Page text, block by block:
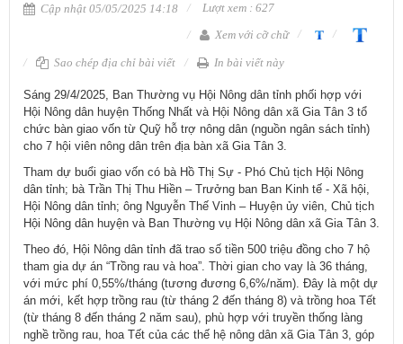
Cập nhật 05/05/2025 14:18
Lượt xem : 627
Xem với cỡ chữ
Sao chép địa chỉ bài viết In bài viết này
Sáng 29/4/2025, Ban Thường vụ Hội Nông dân tỉnh phối hợp với
Hội Nông dân huyện Thống Nhất và Hội Nông dân xã Gia Tân 3 tổ
chức bàn giao vốn từ Quỹ hỗ trợ nông dân (nguồn ngân sách tỉnh)
cho 7 hội viên nông dân trên địa bàn xã Gia Tân 3.
Tham dự buổi giao vốn có bà Hồ Thị Sự - Phó Chủ tịch Hội Nông
dân tỉnh; bà Trần Thị Thu Hiền – Trưởng ban Ban Kinh tế - Xã hội,
Hội Nông dân tỉnh; ông Nguyễn Thế Vinh – Huyện ủy viên, Chủ tịch
Hội Nông dân huyện và Ban Thường vụ Hội Nông dân xã Gia Tân 3.
Theo đó, Hội Nông dân tỉnh đã trao số tiền 500 triệu đồng cho 7 hộ
tham gia dự án “Trồng rau và hoa”. Thời gian cho vay là 36 tháng,
với mức phí 0,55%/tháng (tương đương 6,6%/năm). Đây là một dự
án mới, kết hợp trồng rau (từ tháng 2 đến tháng 8) và trồng hoa Tết
(từ tháng 8 đến tháng 2 năm sau), phù hợp với truyền thống làng
nghề trồng rau, hoa Tết của các thế hệ nông dân xã Gia Tân 3, góp